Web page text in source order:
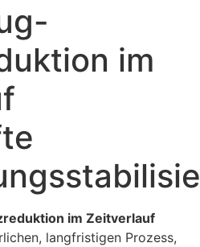
im
im Zeitverlauf
langfristigen Prozess,